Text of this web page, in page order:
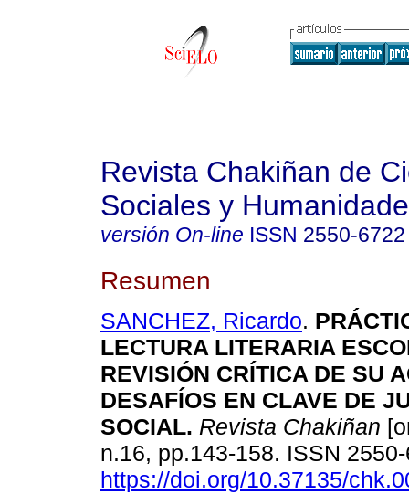
Revista Chakiñan de
Sociales y
versión On-line ISSN 2550-6722
Resumen
SANCHEZ, Ricardo.
LECTURA LITERARIA
REVISIÓN CRÍTICA DE SU
DESAFÍOS EN CLAVE DE
SOCIAL. Revista Chakiñan
n.16, pp.143-158. ISSN
https://doi.org/10.37135/